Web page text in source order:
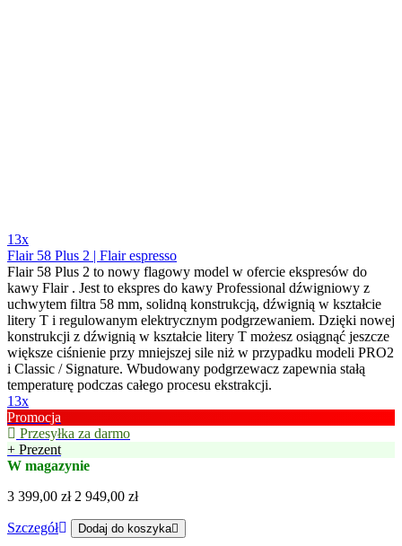
13x
Flair 58 Plus 2 | Flair espresso
Flair 58 Plus 2 to nowy flagowy model w ofercie ekspresów do
kawy Flair . Jest to ekspres do kawy Professional dźwigniowy z
uchwytem filtra 58 mm, solidną konstrukcją, dźwignią w kształcie
litery T i regulowanym elektrycznym podgrzewaniem. Dzięki nowej
konstrukcji z dźwignią w kształcie litery T możesz osiągnąć jeszcze
większe ciśnienie przy mniejszej sile niż w przypadku modeli PRO2
i Classic / Signature. Wbudowany podgrzewacz zapewnia stałą
temperaturę podczas całego procesu ekstrakcji.
13x
Promocja
Przesyłka za darmo
+ Prezent
W magazynie
3 399,00 zł 2 949,00 zł
Szczegół Dodaj do koszyka